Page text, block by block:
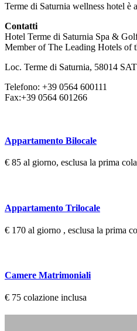
Terme di Saturnia wellness hotel è
Contatti
Hotel Terme di Saturnia Spa &
Member of The Leading Hotels of
Loc. Terme di Saturnia, 58014
Telefono: +39 0564 600111
Fax:+39 0564 601266
Appartamento Bilocale
€ 85 al giorno, esclusa la prima
Appartamento Trilocale
€ 170 al giorno , esclusa la prima
Camere Matrimoniali
€ 75 colazione inclusa